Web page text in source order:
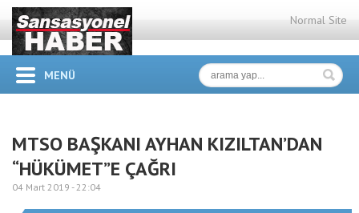
Normal Site
MENÜ
MTSO BAŞKANI AYHAN KIZILTAN’DAN
“HÜKÜMET”E ÇAĞRI
04 Mart 2019 -22:04